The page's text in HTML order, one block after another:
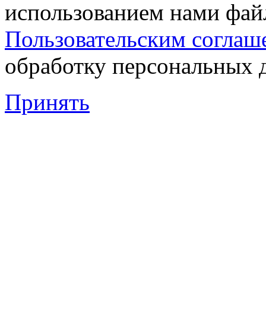
использованием нами
Пользовательским
обработку персональных
Принять